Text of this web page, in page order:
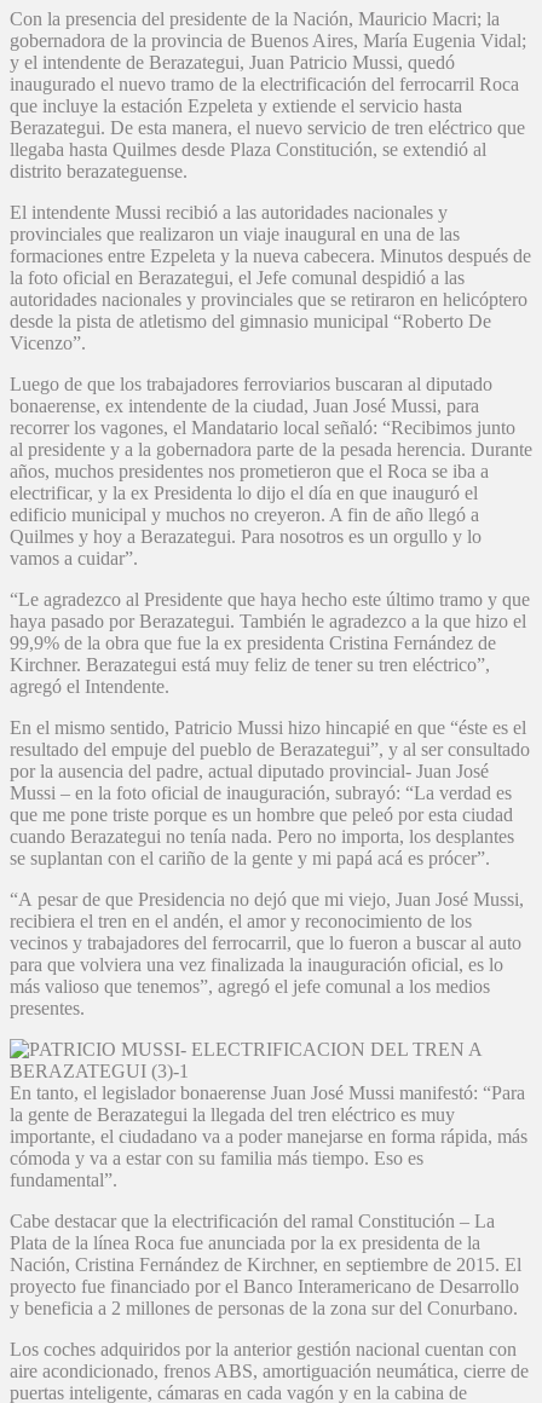
Con la presencia del presidente de la Nación, Mauricio Macri; la
gobernadora de la provincia de Buenos Aires, María Eugenia Vidal;
y el intendente de Berazategui, Juan Patricio Mussi, quedó
inaugurado el nuevo tramo de la electrificación del ferrocarril Roca
que incluye la estación Ezpeleta y extiende el servicio hasta
Berazategui. De esta manera, el nuevo servicio de tren eléctrico que
llegaba hasta Quilmes desde Plaza Constitución, se extendió al
distrito berazateguense.
El intendente Mussi recibió a las autoridades nacionales y
provinciales que realizaron un viaje inaugural en una de las
formaciones entre Ezpeleta y la nueva cabecera. Minutos después de
la foto oficial en Berazategui, el Jefe comunal despidió a las
autoridades nacionales y provinciales que se retiraron en helicóptero
desde la pista de atletismo del gimnasio municipal “Roberto De
Vicenzo”.
Luego de que los trabajadores ferroviarios buscaran al diputado
bonaerense, ex intendente de la ciudad, Juan José Mussi, para
recorrer los vagones, el Mandatario local señaló: “Recibimos junto
al presidente y a la gobernadora parte de la pesada herencia. Durante
años, muchos presidentes nos prometieron que el Roca se iba a
electrificar, y la ex Presidenta lo dijo el día en que inauguró el
edificio municipal y muchos no creyeron. A fin de año llegó a
Quilmes y hoy a Berazategui. Para nosotros es un orgullo y lo
vamos a cuidar”.
“Le agradezco al Presidente que haya hecho este último tramo y que
haya pasado por Berazategui. También le agradezco a la que hizo el
99,9% de la obra que fue la ex presidenta Cristina Fernández de
Kirchner. Berazategui está muy feliz de tener su tren eléctrico”,
agregó el Intendente.
En el mismo sentido, Patricio Mussi hizo hincapié en que “éste es el
resultado del empuje del pueblo de Berazategui”, y al ser consultado
por la ausencia del padre, actual diputado provincial- Juan José
Mussi – en la foto oficial de inauguración, subrayó: “La verdad es
que me pone triste porque es un hombre que peleó por esta ciudad
cuando Berazategui no tenía nada. Pero no importa, los desplantes
se suplantan con el cariño de la gente y mi papá acá es prócer”.
“A pesar de que Presidencia no dejó que mi viejo, Juan José Mussi,
recibiera el tren en el andén, el amor y reconocimiento de los
vecinos y trabajadores del ferrocarril, que lo fueron a buscar al auto
para que volviera una vez finalizada la inauguración oficial, es lo
más valioso que tenemos”, agregó el jefe comunal a los medios
presentes.
En tanto, el legislador bonaerense Juan José Mussi manifestó: “Para
la gente de Berazategui la llegada del tren eléctrico es muy
importante, el ciudadano va a poder manejarse en forma rápida, más
cómoda y va a estar con su familia más tiempo. Eso es
fundamental”.
Cabe destacar que la electrificación del ramal Constitución – La
Plata de la línea Roca fue anunciada por la ex presidenta de la
Nación, Cristina Fernández de Kirchner, en septiembre de 2015. El
proyecto fue financiado por el Banco Interamericano de Desarrollo
y beneficia a 2 millones de personas de la zona sur del Conurbano.
Los coches adquiridos por la anterior gestión nacional cuentan con
aire acondicionado, frenos ABS, amortiguación neumática, cierre de
puertas inteligente, cámaras en cada vagón y en la cabina de